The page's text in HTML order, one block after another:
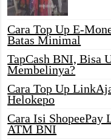
Cara Top Up E-
Batas Minimal
TapCash BNI, Bisa
Membelinya?
Cara Top Up
Helokepo
Cara Isi
ATM BNI